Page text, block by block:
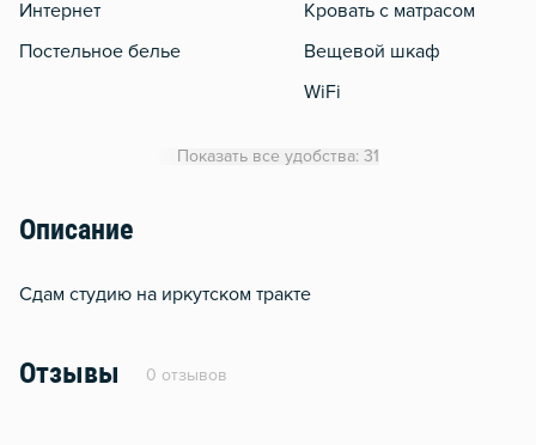
Интернет
Постельное белье
Кровать с матрасом
Вещевой шкаф
WiFi
Балкон
Показать все удобства: 31
Описание
Сдам студию на иркутском тракте
Отзывы 0 отзывов